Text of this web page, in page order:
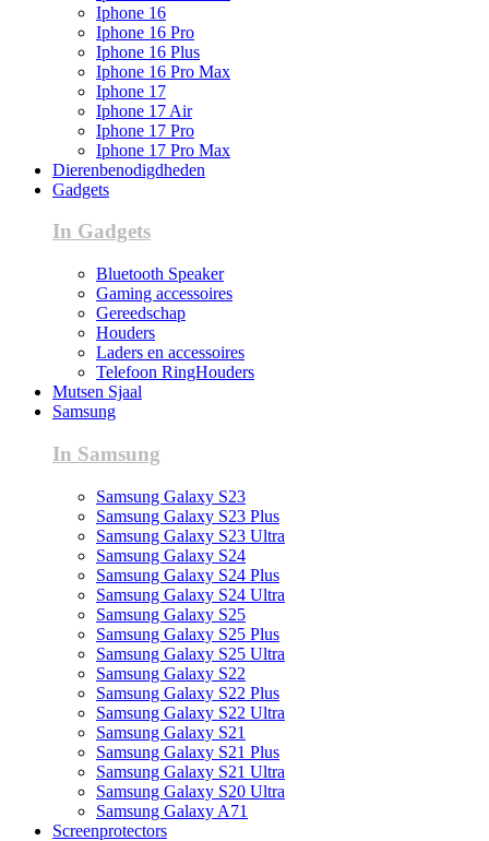
Iphone 16
Iphone 16 Pro
Iphone 16 Plus
Iphone 16 Pro Max
Iphone 17
Iphone 17 Air
Iphone 17 Pro
Iphone 17 Pro Max
Dierenbenodigdheden
Gadgets
In Gadgets
Bluetooth Speaker
Gaming accessoires
Gereedschap
Houders
Laders en accessoires
Telefoon RingHouders
Mutsen Sjaal
Samsung
In Samsung
Samsung Galaxy S23
Samsung Galaxy S23 Plus
Samsung Galaxy S23 Ultra
Samsung Galaxy S24
Samsung Galaxy S24 Plus
Samsung Galaxy S24 Ultra
Samsung Galaxy S25
Samsung Galaxy S25 Plus
Samsung Galaxy S25 Ultra
Samsung Galaxy S22
Samsung Galaxy S22 Plus
Samsung Galaxy S22 Ultra
Samsung Galaxy S21
Samsung Galaxy S21 Plus
Samsung Galaxy S21 Ultra
Samsung Galaxy S20 Ultra
Samsung Galaxy A71
Screenprotectors